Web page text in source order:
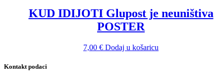
KUD IDIJOTI Glupost je neuništiva
POSTER
7,00 € Dodaj u košaricu
Kontakt podaci